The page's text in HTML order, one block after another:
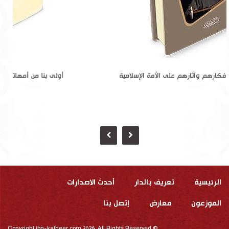
القرآنيون جذورهم وأفكارهم وآثارهم على الأمة الإسلامية
الرئيسية تعريف بالدار أحدث الاصدارات
الموزعون معارض إتصل بنا